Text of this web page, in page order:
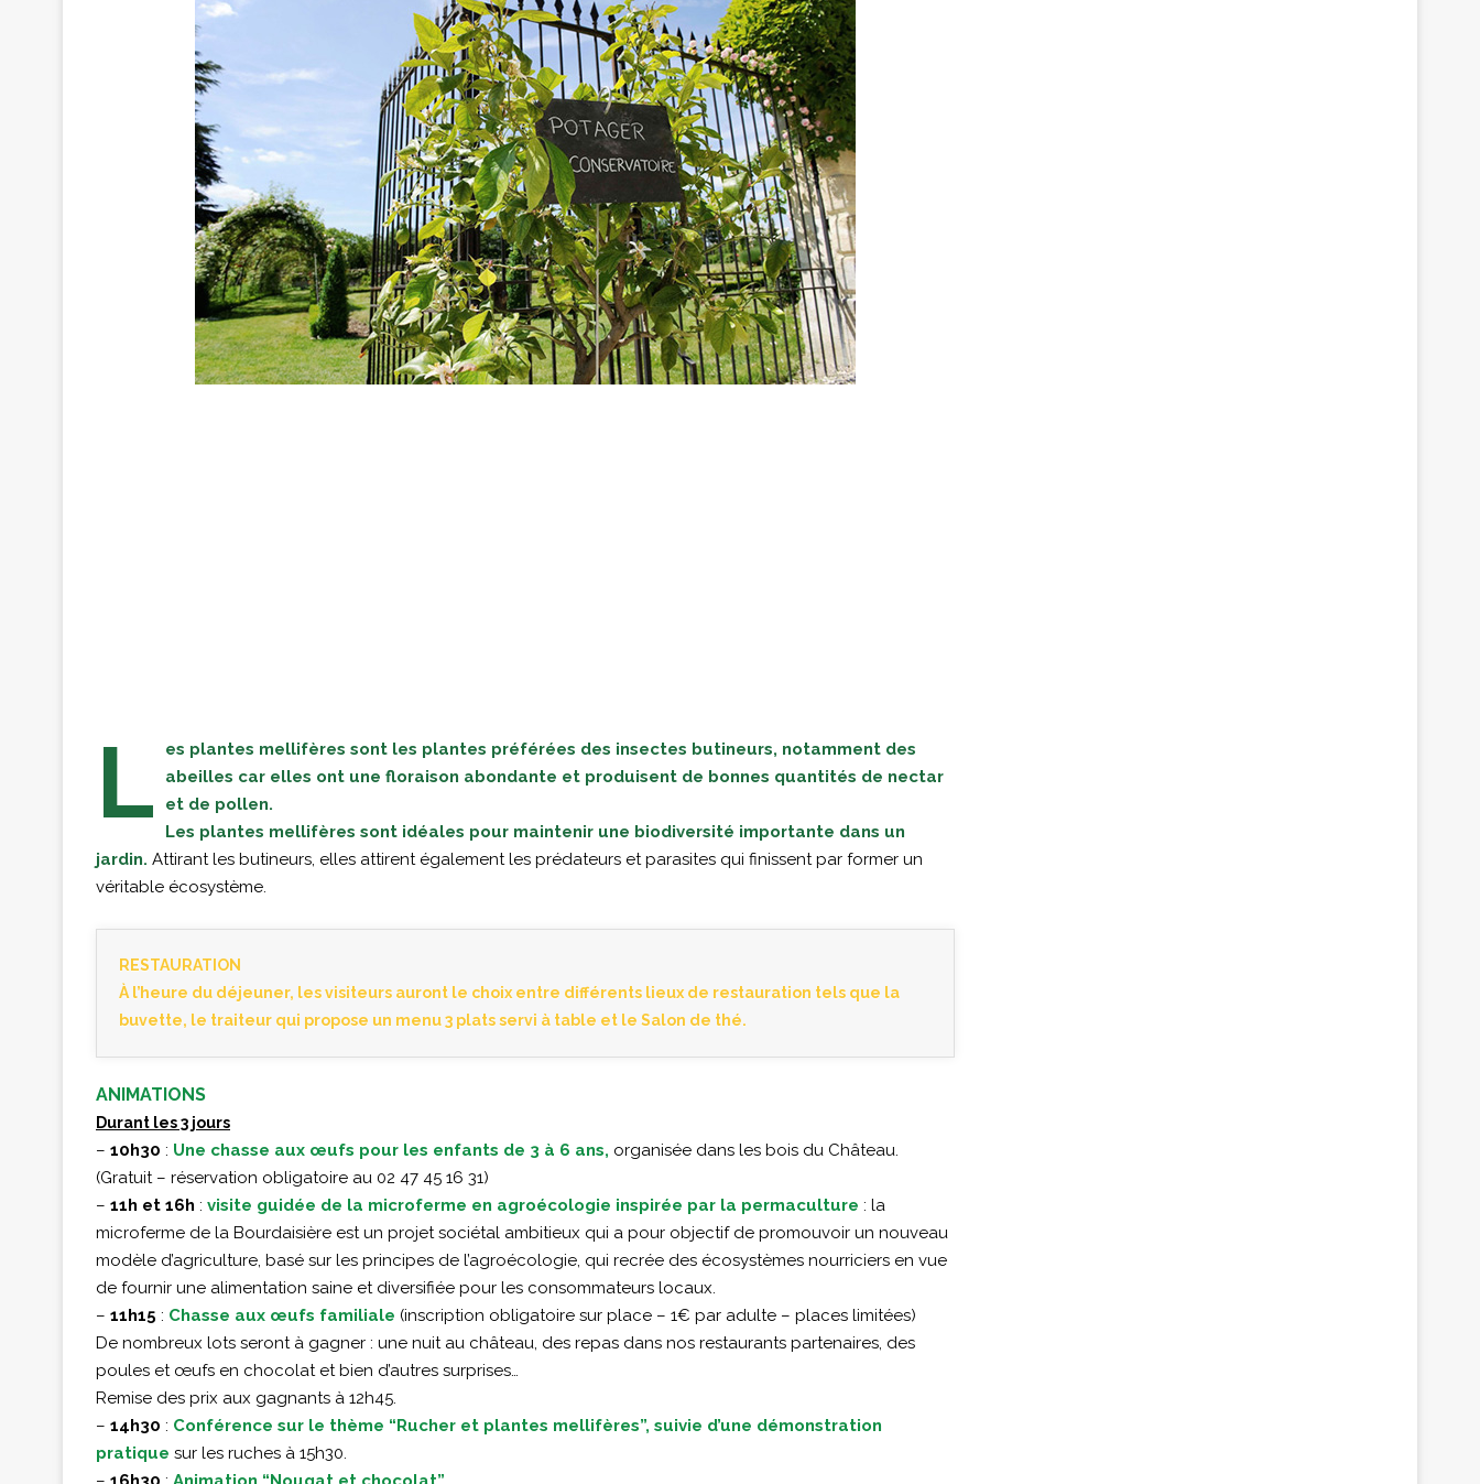
L
es plantes mellifères sont les plantes préférées des insectes butineurs, notamment des
abeilles car elles ont une floraison abondante et produisent de bonnes quantités de nectar
et de pollen.
Les plantes mellifères sont idéales pour maintenir une biodiversité importante dans un
jardin. Attirant les butineurs, elles attirent également les prédateurs et parasites qui finissent par former un
véritable écosystème.
RESTAURATION
À l’heure du déjeuner, les visiteurs auront le choix entre différents lieux de restauration tels que la
buvette, le traiteur qui propose un menu 3 plats servi à table et le Salon de thé.
ANIMATIONS
Durant les 3 jours
– 10h30 : Une chasse aux œufs pour les enfants de 3 à 6 ans, organisée dans les bois du Château.
(Gratuit – réservation obligatoire au 02 47 45 16 31)
– 11h et 16h : visite guidée de la microferme en agroécologie inspirée par la permaculture : la
microferme de la Bourdaisière est un projet sociétal ambitieux qui a pour objectif de promouvoir un nouveau
modèle d’agriculture, basé sur les principes de l’agroécologie, qui recrée des écosystèmes nourriciers en vue
de fournir une alimentation saine et diversifiée pour les consommateurs locaux.
– 11h15 : Chasse aux œufs familiale (inscription obligatoire sur place – 1€ par adulte – places limitées)
De nombreux lots seront à gagner : une nuit au château, des repas dans nos restaurants partenaires, des
poules et œufs en chocolat et bien d’autres surprises…
Remise des prix aux gagnants à 12h45.
– 14h30 : Conférence sur le thème “Rucher et plantes mellifères”, suivie d’une démonstration
pratique sur les ruches à 15h30.